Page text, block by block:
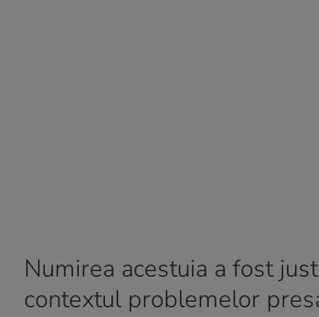
Numirea acestuia a fost
contextul problemelor